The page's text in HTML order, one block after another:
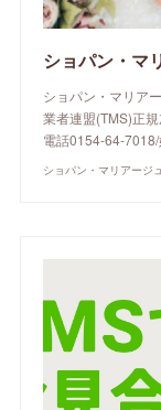
ショパン・マリア
業者連盟(TMS)正
電話0154-64-